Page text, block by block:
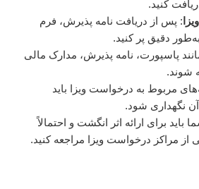
کنید.
: پس از دریافت نامه پذیرش، فرم
دقیق پر کنید.
پاسپورت، نامه پذیرش، مدارک مالی
شوند.
مربوط به درخواست ویزا باید
نگهداری شود.
باید برای ارائه اثر انگشت و احتمالاً
مراکز درخواست ویزا مراجعه کنید.